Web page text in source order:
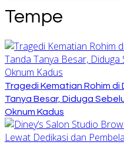
Tempe
Tragedi Kematian Rohim di
Tanya Besar, Diduga
Oknum Kadus